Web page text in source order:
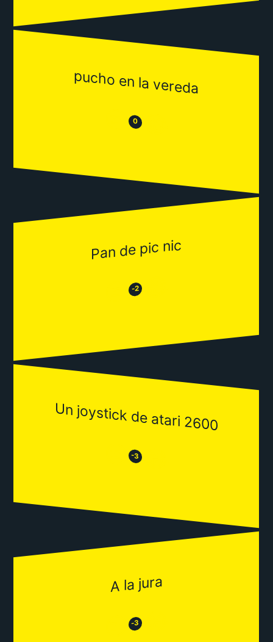
pucho en la vereda
😒 0 😂
Pan de pic nic
😒 -2 😂
Un joystick de atari 2600
😒 -3 😂
A la jura
😒 -3 😂